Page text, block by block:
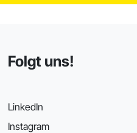
Folgt uns!
LinkedIn
Instagram